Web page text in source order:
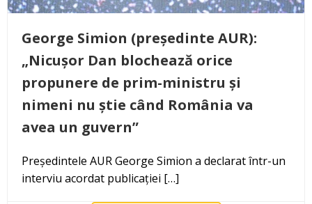
George Simion (președinte AUR):
„Nicușor Dan blochează orice
propunere de prim-ministru și
nimeni nu știe când România va
avea un guvern”
Președintele AUR George Simion a declarat într-un
interviu acordat publicației […]